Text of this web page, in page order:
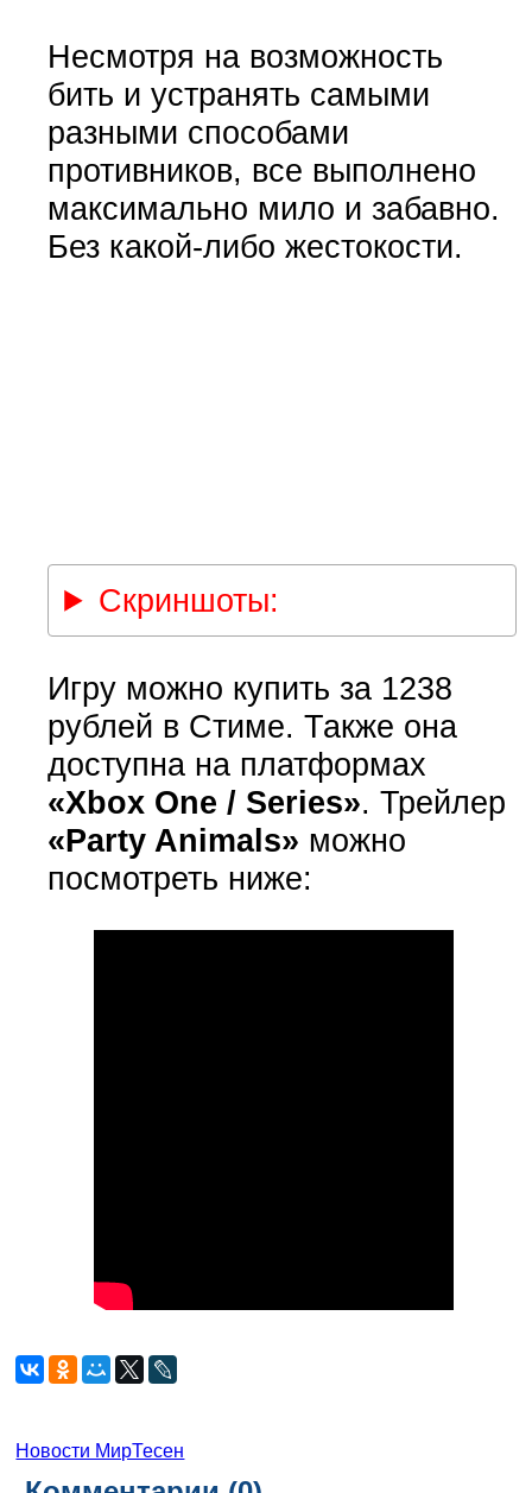
Несмотря на возможность
бить и устранять самыми
разными способами
противников, все выполнено
максимально мило и забавно.
Без какой-либо жестокости.
Скриншоты:
Игру можно купить за 1238
рублей в Стиме. Также она
доступна на платформах
«Xbox One / Series». Трейлер
«Party Animals» можно
посмотреть ниже:
Новости МирТесен